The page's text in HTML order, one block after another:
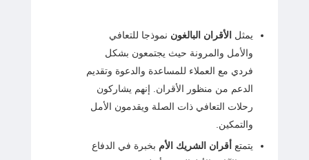
يمثل الأقران البالغون نموذجا للتعافي
والأمل والمرونة حيث يجتمعون بشكل
فردي مع العملاء للمساعدة والدعوة وتقديم
الدعم من منظور الأقران. إنهم يشاركون
رحلات التعافي ذات الصلة ويقدمون الأمل
والتمكين.
يتمتع أقران الشريك الأم بخبرة في الدفاع